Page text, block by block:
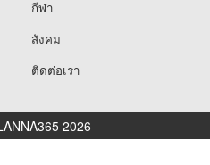
กีฬา
สังคม
ติดต่อเรา
2026